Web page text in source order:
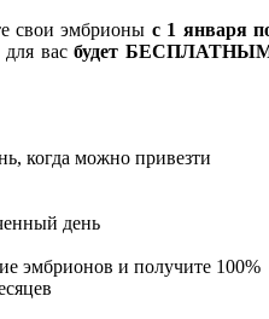
свои эмбрионы с 1 января
для васбудет
когда можно привезти
день
эмбрионов и получите 100%